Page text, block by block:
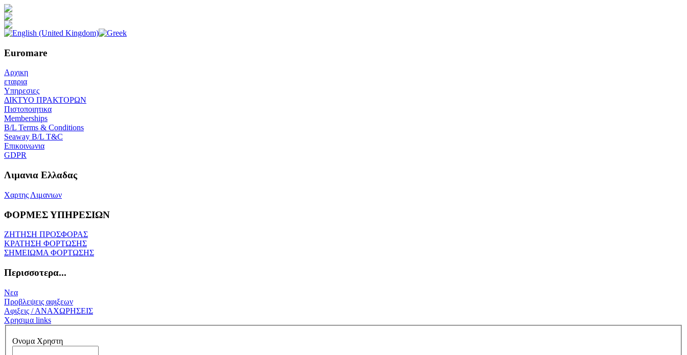
Euromare
Αρχικη
εταιρια
Υπηρεσιες
ΔΙΚΤΥΟ ΠΡΑΚΤΟΡΩΝ
Πιστοποιητικα
Memberships
B/L Terms & Conditions
Seaway B/L T&C
Επικοινωνια
GDPR
Λιμανια Ελλαδας
Χαρτης Λιμανιων
ΦΟΡΜΕΣ ΥΠΗΡΕΣΙΩΝ
ΖΗΤΗΣΗ ΠΡΟΣΦΟΡΑΣ
ΚΡΑΤΗΣΗ ΦΟΡΤΩΣΗΣ
ΣΗΜΕΙΩΜΑ ΦΟΡΤΩΣΗΣ
Περισσοτερα...
Νεα
Προβλεψεις αφιξεων
Αφιξεις / ΑΝΑΧΩΡΗΣΕΙΣ
Χρησιμα links
Ονομα Χρηστη